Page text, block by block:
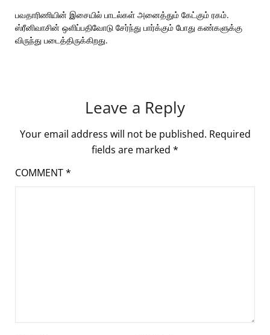
பவதாரிணியின் இசையில் பாடல்கள் அனைத்தும் கேட்கும் ரகம்.
ஸ்ரீனிவாசின் ஒளிப்பதிவோடு சேர்ந்து பார்க்கும் போது கண்களுக்கு
விருந்து படைத்திருக்கிறது.
Leave a Reply
Your email address will not be published. Required
fields are marked *
COMMENT*